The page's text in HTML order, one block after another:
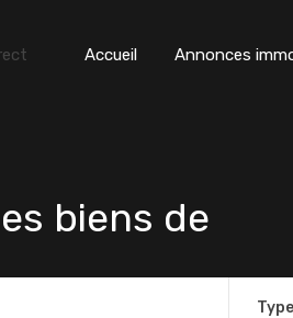
Accueil Annonces
biens de